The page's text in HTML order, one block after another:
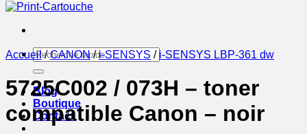
Recherche
pour :
Blog
Boutique
Contact
Accueil / CANON / i-SENSYS / i-SENSYS LBP-361 dw
5725C002 / 073H – toner
compatible Canon – noir